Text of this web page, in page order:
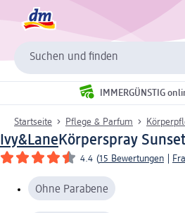
Suchen und finden
IMMERGÜNSTIG
Startseite Pflege & Parfum
Ivy&Lane Körperspray
4.4 (15 Bewertungen
Ohne Parabene